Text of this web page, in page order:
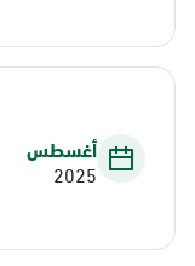
أغسطس
2025